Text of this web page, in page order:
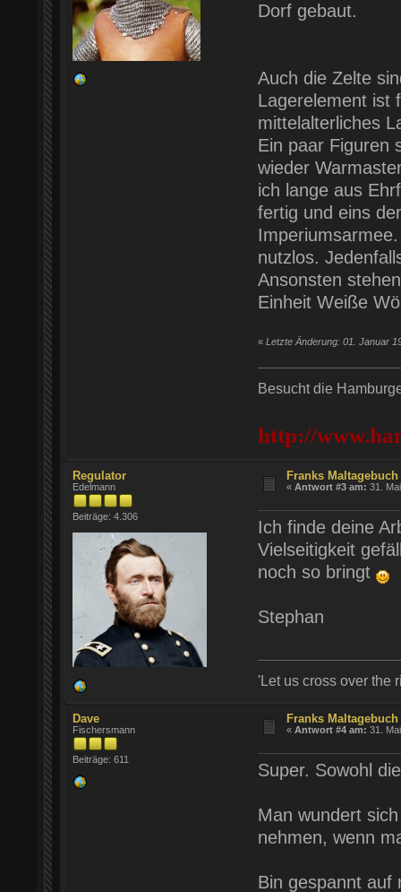
Dorf gebaut.
Auch die Zelte
Lagerelement ist
mittelalterliches
Ein paar Figuren
wieder
ich lange aus
fertig und eins
nutzlos.
Ansonsten
Einheit Weiße
« Letzte Änderung: 01. Januar
Besucht die
http://
Regulator
Edelmann
Beiträge: 4.306
Franks
«Antwort #3 am: 31.
Ich finde deine
Vielseitigkeit
noch so bringt
Stephan
'Let us cross over the
Dave
Fischersmann
Beiträge: 611
Franks
«Antwort #4 am: 31.
Super. Sowohl
Man wundert
nehmen, wenn
Bin gespannt auf